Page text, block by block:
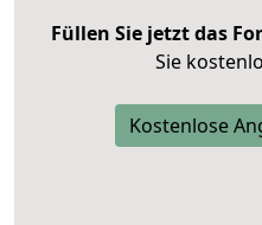
Füllen Sie jetzt das
Sie
Kostenlose